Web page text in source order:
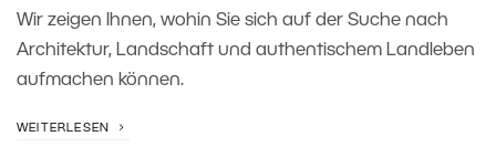
Wir zeigen Ihnen, wohin Sie sich auf der Suche nach
Architektur, Landschaft und authentischem Landleben
aufmachen können.
WEITERLESEN